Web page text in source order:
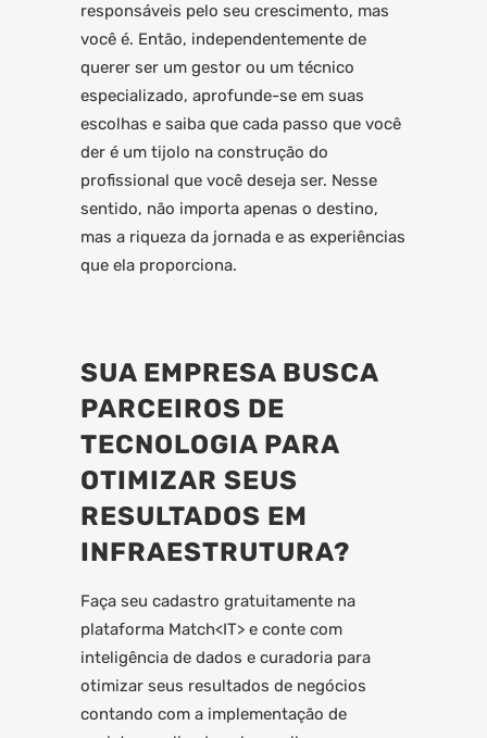
responsáveis pelo seu crescimento, mas
você é. Então, independentemente de
querer ser um gestor ou um técnico
especializado, aprofunde-se em suas
escolhas e saiba que cada passo que você
der é um tijolo na construção do
profissional que você deseja ser. Nesse
sentido, não importa apenas o destino,
mas a riqueza da jornada e as experiências
que ela proporciona.
SUA EMPRESA BUSCA
PARCEIROS DE
TECNOLOGIA PARA
OTIMIZAR SEUS
RESULTADOS EM
INFRAESTRUTURA?
Faça seu cadastro gratuitamente na
plataforma Match<IT> e conte com
inteligência de dados e curadoria para
otimizar seus resultados de negócios
contando com a implementação de